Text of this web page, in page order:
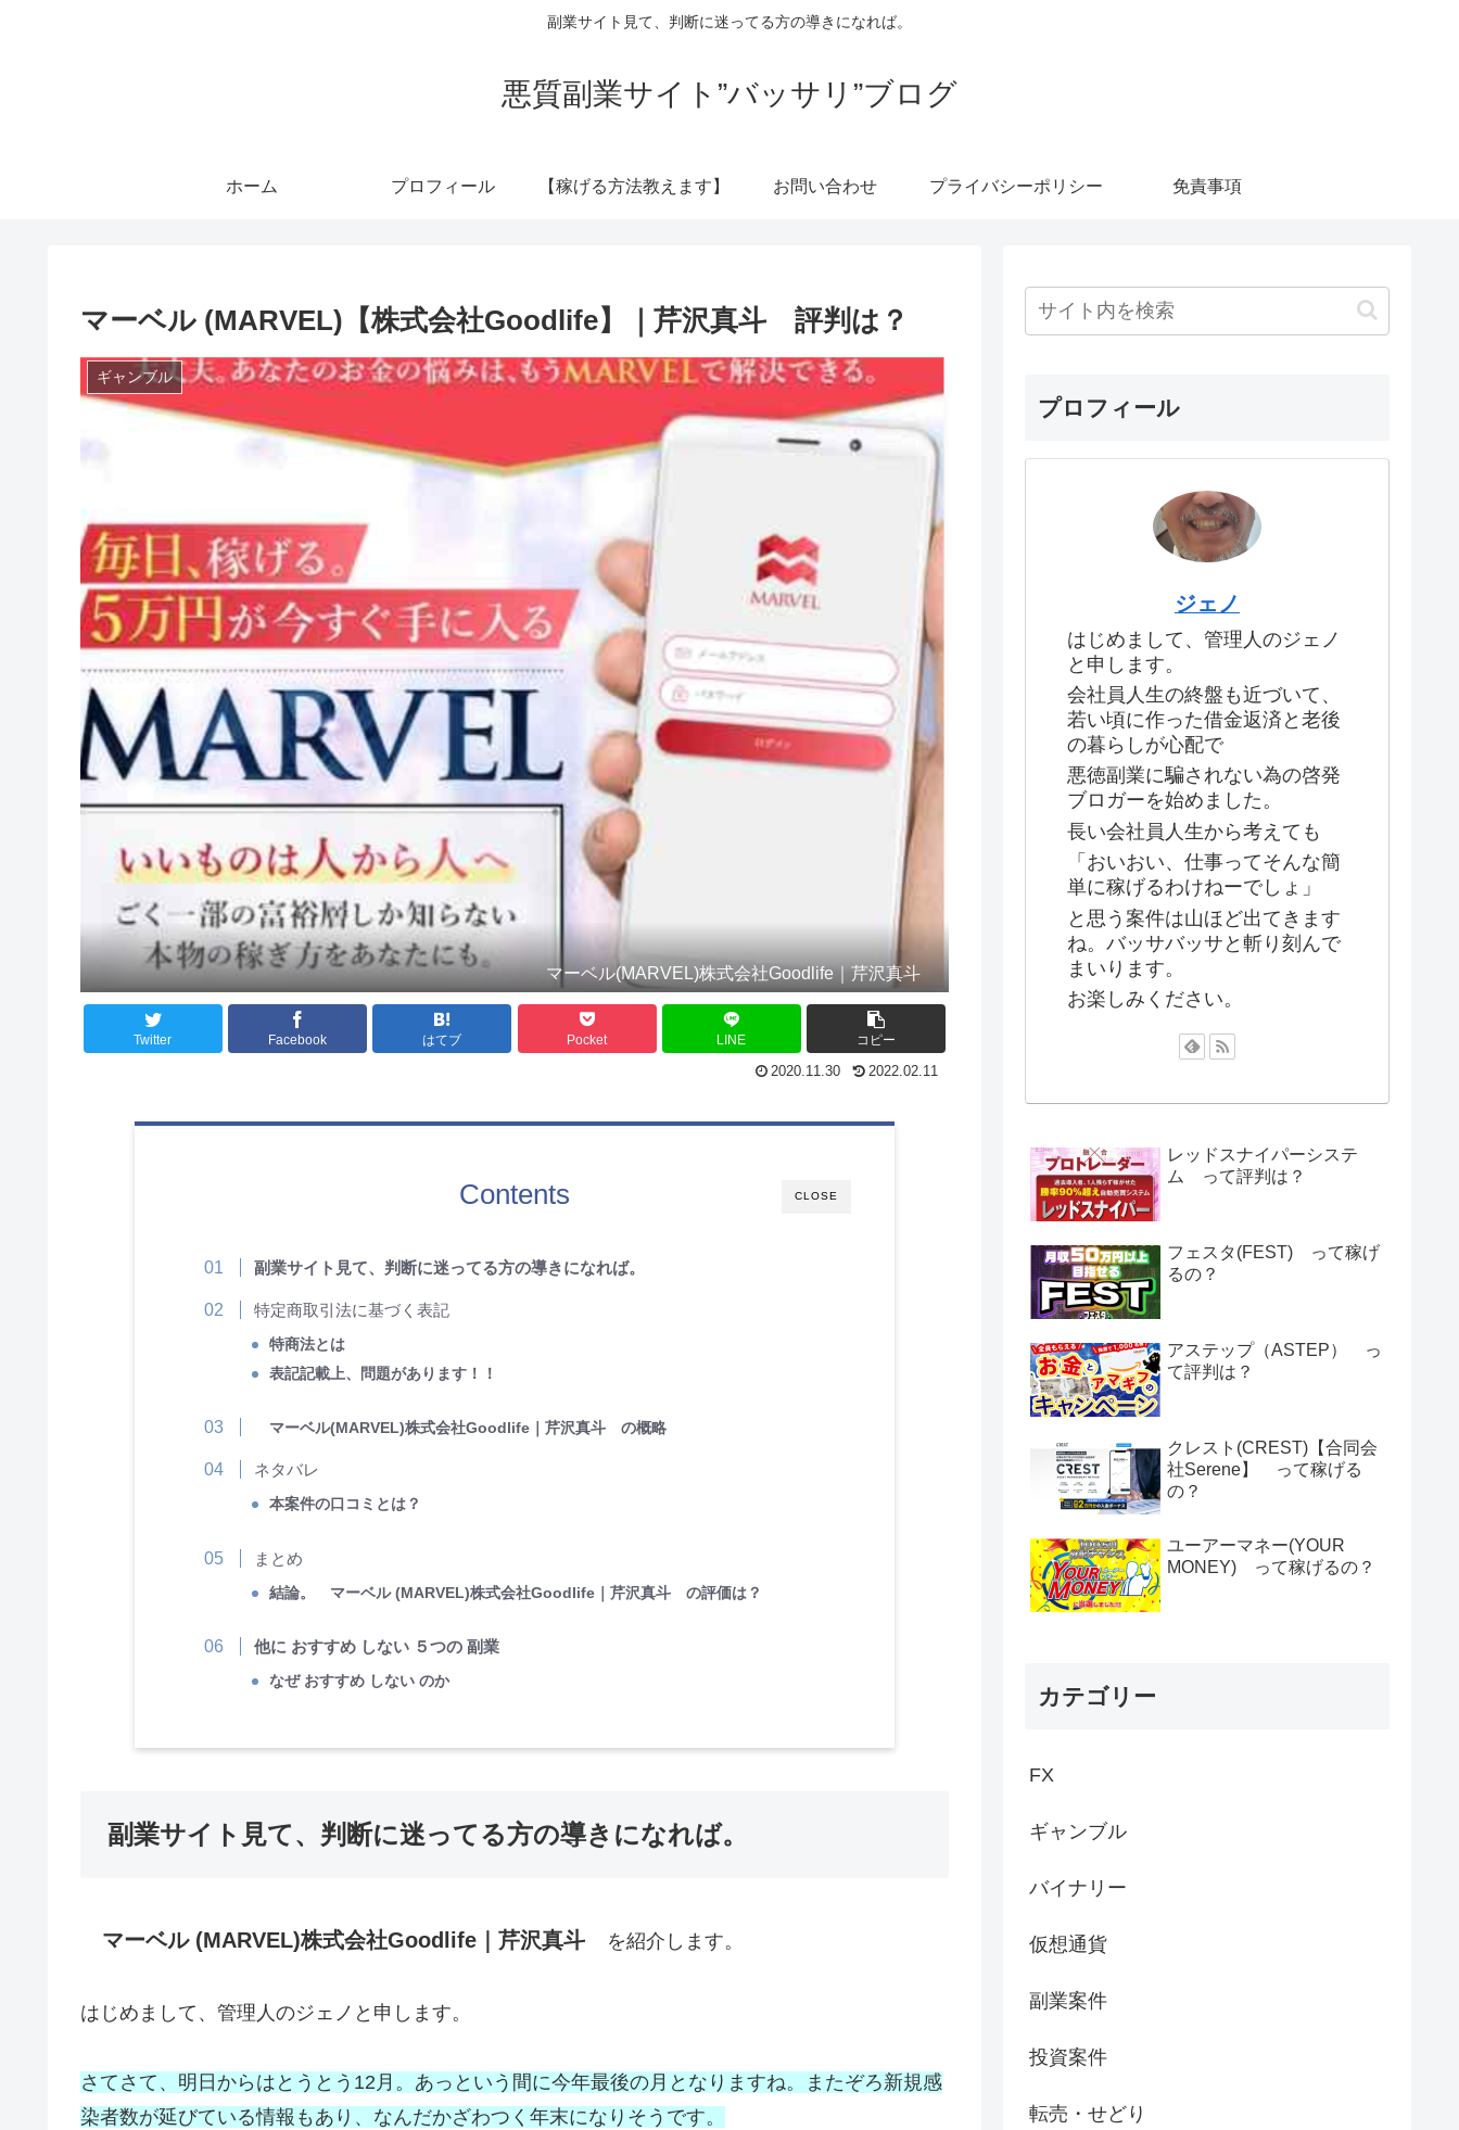
副業サイト見て、判断に迷ってる方の導きになれば。
悪質副業サイト”バッサリ”ブログ
ホーム プロフィール 【稼げる方法教えます】 お問い合わせ プライバシーポリシー 免責事項
マーベル (MARVEL)【株式会社Goodlife】｜芹沢真斗 評判は？
ギャンブル
マーベル(MARVEL)株式会社Goodlife｜芹沢真斗
Twitter Facebook はてブ Pocket LINE コピー
2020.11.30 2022.02.11
CLOSE
Contents
副業サイト見て、判断に迷ってる方の導きになれば。
特定商取引法に基づく表記
特商法とは
表記記載上、問題があります！！
マーベル(MARVEL)株式会社Goodlife｜芹沢真斗 の概略
ネタバレ
本案件の口コミとは？
まとめ
結論。 マーベル (MARVEL)株式会社Goodlife｜芹沢真斗 の評価は？
他に おすすめ しない ５つの 副業
なぜ おすすめ しない のか
副業サイト見て、判断に迷ってる方の導きになれば。
マーベル (MARVEL)株式会社Goodlife｜芹沢真斗 を紹介します。
はじめまして、管理人のジェノと申します。
さてさて、明日からはとうとう12月。あっという間に今年最後の月となりますね。またぞろ新規感
染者数が延びている情報もあり、なんだかざわつく年末になりそうです。
プロフィール
ジェノ
はじめまして、管理人のジェノ
と申します。
会社員人生の終盤も近づいて、
若い頃に作った借金返済と老後
の暮らしが心配で
悪徳副業に騙されない為の啓発
ブロガーを始めました。
長い会社員人生から考えても
「おいおい、仕事ってそんな簡
単に稼げるわけねーでしょ」
と思う案件は山ほど出てきます
ね。バッサバッサと斬り刻んで
まいります。
お楽しみください。
レッドスナイパーシステ
ム って評判は？
フェスタ(FEST) って稼げ
るの？
アステップ（ASTEP） っ
て評判は？
クレスト(CREST)【合同会
社Serene】 って稼げる
の？
ユーアーマネー(YOUR
MONEY) って稼げるの？
カテゴリー
FX
ギャンブル
バイナリー
仮想通貨
副業案件
投資案件
転売・せどり